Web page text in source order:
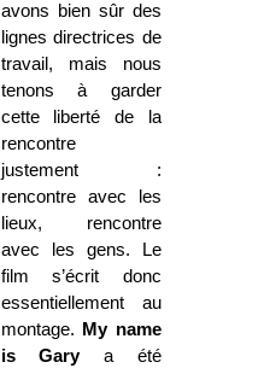
avons bien sûr des
lignes directrices de
travail, mais nous
tenons à garder
cette liberté de la
rencontre
justement :
rencontre avec les
lieux, rencontre
avec les gens. Le
film s’écrit donc
essentiellement au
montage. My name
is Garya été